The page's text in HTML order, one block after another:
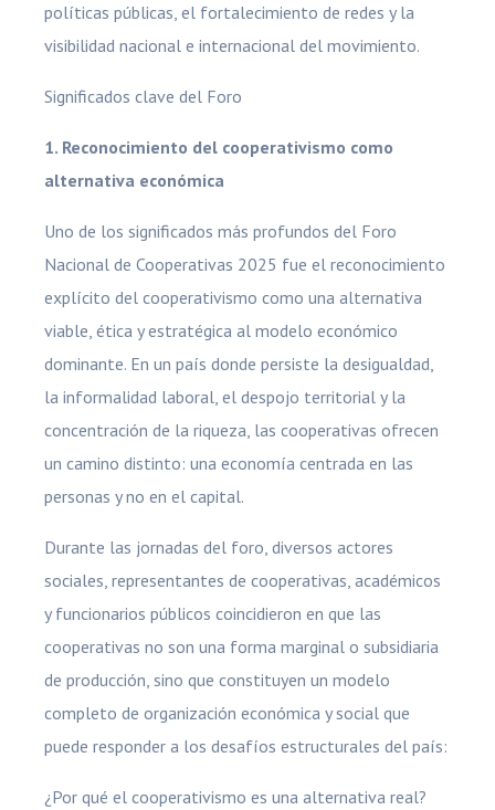
políticas públicas, el fortalecimiento de redes y la
visibilidad nacional e internacional del movimiento.
Significados clave del Foro
1. Reconocimiento del cooperativismo como
alternativa económica
Uno de los significados más profundos del Foro
Nacional de Cooperativas 2025 fue el reconocimiento
explícito del cooperativismo como una alternativa
viable, ética y estratégica al modelo económico
dominante. En un país donde persiste la desigualdad,
la informalidad laboral, el despojo territorial y la
concentración de la riqueza, las cooperativas ofrecen
un camino distinto: una economía centrada en las
personas y no en el capital.
Durante las jornadas del foro, diversos actores
sociales, representantes de cooperativas, académicos
y funcionarios públicos coincidieron en que las
cooperativas no son una forma marginal o subsidiaria
de producción, sino que constituyen un modelo
completo de organización económica y social que
puede responder a los desafíos estructurales del país:
¿Por qué el cooperativismo es una alternativa real?